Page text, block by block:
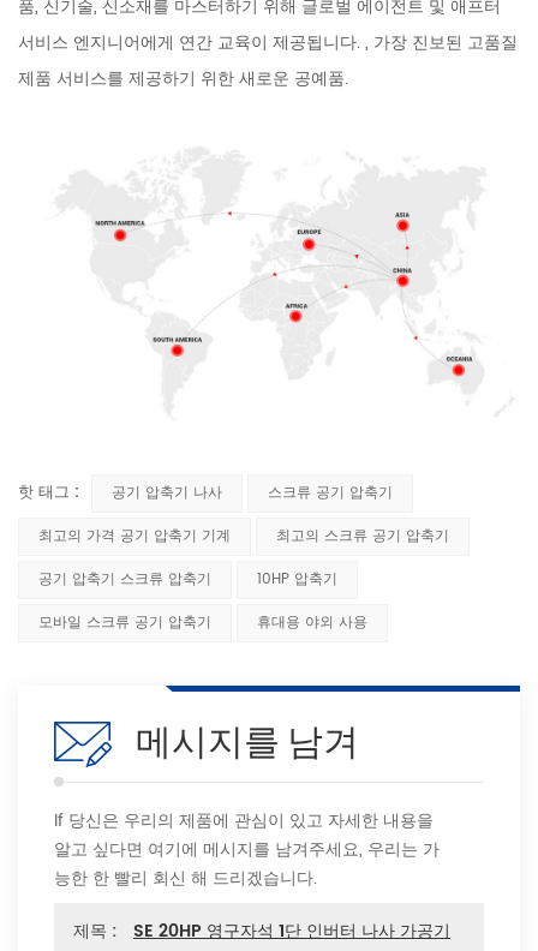
품, 신기술, 신소재를 마스터하기 위해 글로벌 에이전트 및 애프터
서비스 엔지니어에게 연간 교육이 제공됩니다. , 가장 진보된 고품질
제품 서비스를 제공하기 위한 새로운 공예품.
핫 태그 : 공기 압축기 나사
스크류 공기 압축기
최고의 가격 공기 압축기 기계
최고의 스크류 공기 압축기
공기 압축기 스크류 압축기
10HP 압축기
모바일 스크류 공기 압축기
휴대용 야외 사용
메시지를 남겨
If 당신은 우리의 제품에 관심이 있고 자세한 내용을
알고 싶다면 여기에 메시지를 남겨주세요, 우리는 가
능한 한 빨리 회신 해 드리겠습니다.
제목 :
SE 20HP 영구자석 1단 인버터 나사 가공기